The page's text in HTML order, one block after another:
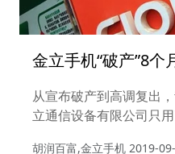
金立手机“破产”8个
从宣布破产到高调复出
立通信设备有限公司只用
胡润百富,金立手机 2019-